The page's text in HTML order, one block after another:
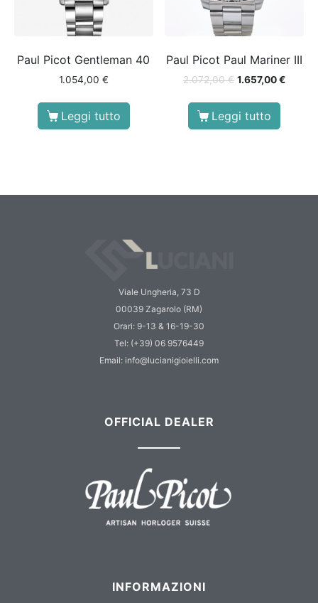
Paul Picot Gentleman 40
1.054,00 €
Leggi tutto
Paul Picot Paul Mariner III
2.072,00€ 1.657,00€
Leggi tutto
Viale Ungheria, 73 D
00039 Zagarolo (RM)
Orari: 9-13 & 16-19-30
Tel: (+39) 06 9576449
Email: info@lucianigioielli.com
OFFICIAL DEALER
INFORMAZIONI